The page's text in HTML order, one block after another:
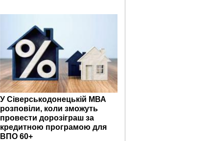
У Сіверськодонецькій МВА
розповіли, коли зможуть
провести дорозіграш за
кредитною програмою для
ВПО 60+